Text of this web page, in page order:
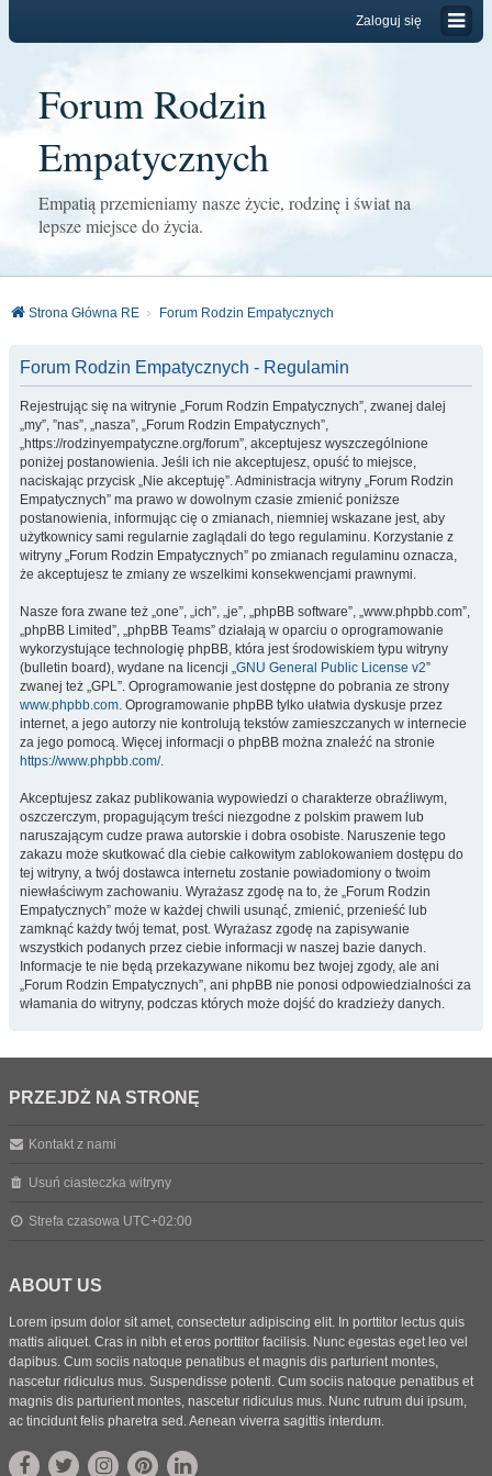
Zaloguj się
Forum Rodzin
Empatycznych
Empatią przemieniamy nasze życie, rodzinę i świat na
lepsze miejsce do życia.
Strona Główna RE Forum Rodzin Empatycznych
Forum Rodzin Empatycznych - Regulamin
Rejestrując się na witrynie „Forum Rodzin Empatycznych”, zwanej dalej
„my”, ”nas”, „nasza”, „Forum Rodzin Empatycznych”,
„https://rodzinyempatyczne.org/forum”, akceptujesz wyszczególnione
poniżej postanowienia. Jeśli ich nie akceptujesz, opuść to miejsce,
naciskając przycisk „Nie akceptuję”. Administracja witryny „Forum Rodzin
Empatycznych” ma prawo w dowolnym czasie zmienić poniższe
postanowienia, informując cię o zmianach, niemniej wskazane jest, aby
użytkownicy sami regularnie zaglądali do tego regulaminu. Korzystanie z
witryny „Forum Rodzin Empatycznych” po zmianach regulaminu oznacza,
że akceptujesz te zmiany ze wszelkimi konsekwencjami prawnymi.
Nasze fora zwane też „one”, „ich”, „je”, „phpBB software”, „www.phpbb.com”,
„phpBB Limited”, „phpBB Teams” działają w oparciu o oprogramowanie
wykorzystujące technologię phpBB, która jest środowiskiem typu witryny
(bulletin board), wydane na licencji „GNU General Public License v2”
zwanej też „GPL”. Oprogramowanie jest dostępne do pobrania ze strony
www.phpbb.com. Oprogramowanie phpBB tylko ułatwia dyskusje przez
internet, a jego autorzy nie kontrolują tekstów zamieszczanych w internecie
za jego pomocą. Więcej informacji o phpBB można znaleźć na stronie
https://www.phpbb.com/.
Akceptujesz zakaz publikowania wypowiedzi o charakterze obraźliwym,
oszczerczym, propagującym treści niezgodne z polskim prawem lub
naruszającym cudze prawa autorskie i dobra osobiste. Naruszenie tego
zakazu może skutkować dla ciebie całkowitym zablokowaniem dostępu do
tej witryny, a twój dostawca internetu zostanie powiadomiony o twoim
niewłaściwym zachowaniu. Wyrażasz zgodę na to, że „Forum Rodzin
Empatycznych” może w każdej chwili usunąć, zmienić, przenieść lub
zamknąć każdy twój temat, post. Wyrażasz zgodę na zapisywanie
wszystkich podanych przez ciebie informacji w naszej bazie danych.
Informacje te nie będą przekazywane nikomu bez twojej zgody, ale ani
„Forum Rodzin Empatycznych”, ani phpBB nie ponosi odpowiedzialności za
włamania do witryny, podczas których może dojść do kradzieży danych.
PRZEJDŹ NA STRONĘ
Kontakt z nami
Usuń ciasteczka witryny
Strefa czasowa UTC+02:00
ABOUT US
Lorem ipsum dolor sit amet, consectetur adipiscing elit. In porttitor lectus quis
mattis aliquet. Cras in nibh et eros porttitor facilisis. Nunc egestas eget leo vel
dapibus. Cum sociis natoque penatibus et magnis dis parturient montes,
nascetur ridiculus mus. Suspendisse potenti. Cum sociis natoque penatibus et
magnis dis parturient montes, nascetur ridiculus mus. Nunc rutrum dui ipsum,
ac tincidunt felis pharetra sed. Aenean viverra sagittis interdum.